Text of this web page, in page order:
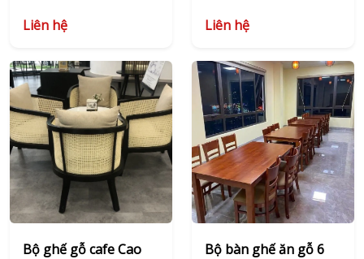
Liên hệ
Liên hệ
Bộ ghế gỗ cafe Cao
Bộ bàn ghế ăn gỗ 6